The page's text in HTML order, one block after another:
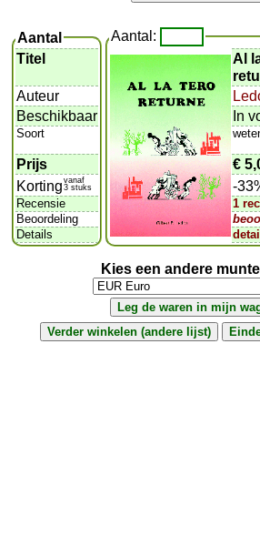
Aantal
Titel
Auteur
Beschikbaar
Soort
Prijs
Korting vanaf
3 stuks
Recensie
Beoordeling
Details
Aantal:
Al
In
€
-
1
Kies een andere